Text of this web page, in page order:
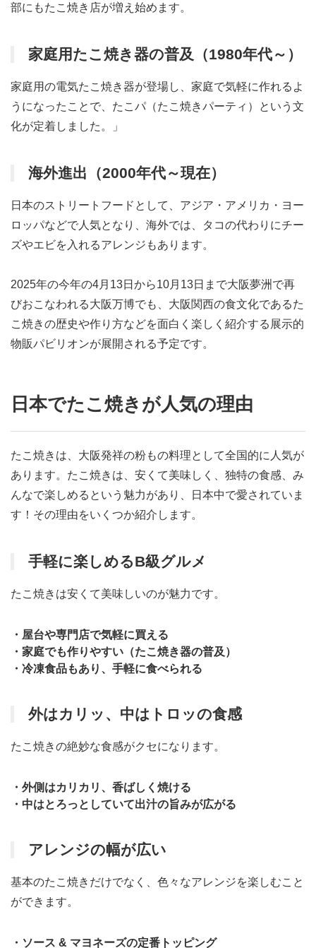
部にもたこ焼き店が増え始めます。
家庭用たこ焼き器の普及（1980年代～）
家庭用の電気たこ焼き器が登場し、家庭で気軽に作れるよ
うになったことで、たこパ（たこ焼きパーティ）という文
化が定着しました。」
海外進出（2000年代～現在）
日本のストリートフードとして、アジア・アメリカ・ヨー
ロッパなどで人気となり、海外では、タコの代わりにチー
ズやエビを入れるアレンジもあります。
2025年の今年の4月13日から10月13日まで大阪夢洲で再
びおこなわれる大阪万博でも、大阪関西の食文化であるた
こ焼きの歴史や作り方などを面白く楽しく紹介する展示的
物販パビリオンが展開される予定です。
日本でたこ焼きが人気の理由
たこ焼きは、大阪発祥の粉もの料理として全国的に人気が
あります。たこ焼きは、安くて美味しく、独特の食感、み
んなで楽しめるという魅力があり、日本中で愛されていま
す！その理由をいくつか紹介します。
手軽に楽しめるB級グルメ
たこ焼きは安くて美味しいのが魅力です。
・屋台や専門店で気軽に買える
・家庭でも作りやすい（たこ焼き器の普及）
・冷凍食品もあり、手軽に食べられる
外はカリッ、中はトロッの食感
たこ焼きの絶妙な食感がクセになります。
・外側はカリカリ、香ばしく焼ける
・中はとろっとしていて出汁の旨みが広がる
アレンジの幅が広い
基本のたこ焼きだけでなく、色々なアレンジを楽しむこと
ができます。
・ソース & マヨネーズの定番トッピング